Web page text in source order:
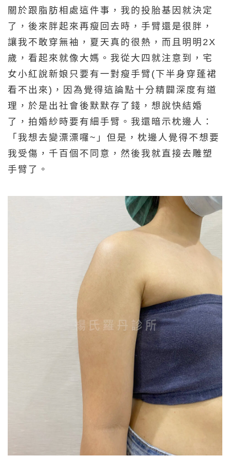
關於跟脂肪相處這件事，我的投胎基因就決定
了，後來胖起來再瘦回去時，手臂還是很胖，
讓我不敢穿無袖，夏天真的很熱，而且明明2X
歲，看起來就像大媽。我從大四就注意到，宅
女小紅說新娘只要有一對瘦手臂(下半身穿蓬裙
看不出來)，因為覺得這論點十分精闢深度有道
理，於是出社會後默默存了錢，想說快結婚
了，拍婚紗時要有細手臂。我還暗示枕邊人：
「我想去變漂漂囉~」但是，枕邊人覺得不想要
我受傷，千百個不同意，然後我就直接去雕塑
手臂了。